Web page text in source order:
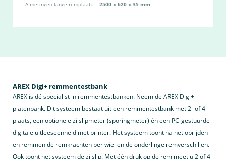
Afmetingen lange remplaat::
2500 x 620 x 35 mm
AREX Digi+ remmentestbank
AREX is dé specialist in remmentestbanken. Neem de AREX Digi+
platenbank. Dit systeem bestaat uit een remmentestbank met 2- of 4-
plaats, een optionele zijslipmeter (sporingmeter) én een PC-gestuurde
digitale uitleeseenheid met printer. Het systeem toont na het oprijden
en remmen de remkrachten per wiel en de onderlinge remverschillen.
Ook toont het systeem de zijslip. Met één druk op de rem meet u 2 of 4